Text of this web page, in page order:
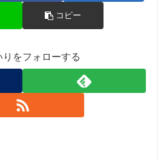
コピー
りをフォローする